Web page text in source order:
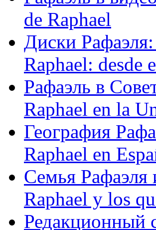
de Raphael
Диски
Raphael: desde
Рафаэль в
Raphael en la
География
Raphael en
Семья Рафаэля
Raphael y los
Редакционный